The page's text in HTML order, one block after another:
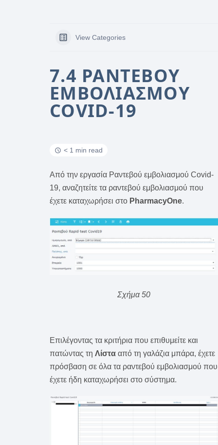
View Categories
7.4 ΡΑΝΤΕΒΟΎ
ΕΜΒΟΛΙΑΣΜΟΎ
COVID-19
< 1 min read
Από την εργασία Ραντεβού εμβολιασμού Covid-
19, αναζητείτε τα ραντεβού εμβολιασμού που
έχετε καταχωρήσει στο PharmacyOne.
Σχήμα 50
Επιλέγοντας τα κριτήρια που επιθυμείτε και
πατώντας τη Λίστα από τη γαλάζια μπάρα, έχετε
πρόσβαση σε όλα τα ραντεβού εμβολιασμού που
έχετε ήδη καταχωρήσει στο σύστημα.